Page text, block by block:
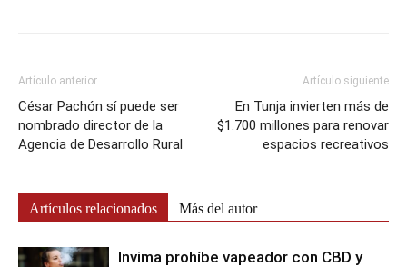
Artículo anterior
César Pachón sí puede ser
nombrado director de la
Agencia de Desarrollo Rural
Artículo siguiente
En Tunja invierten más de
$1.700 millones para renovar
espacios recreativos
Artículos relacionados Más del autor
Invima prohíbe vapeador con CBD y